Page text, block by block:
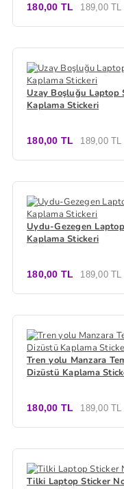
180,00 TL 189,00 TL
Uzay Boşluğu Laptop
Kaplama Stickeri
180,00 TL 189,00 TL
Uydu-Gezegen
Kaplama Stickeri
180,00 TL 189,00 TL
Tren yolu Manzara
Dizüstü Kaplama
180,00 TL 189,00 TL
Tilki Laptop Sticker